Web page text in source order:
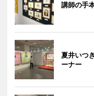
講師の手
夏井いつ
ーナー